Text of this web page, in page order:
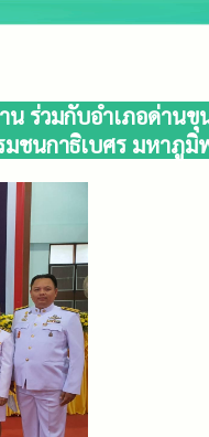
ร่วมกับอำเภอด่าน
ชนกาธิเบศร มหาภู